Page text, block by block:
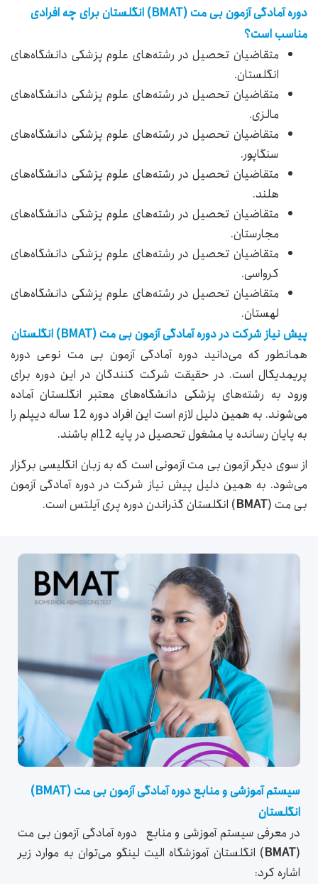
دوره آمادگی آزمون بی مت (BMAT) انگلستان برای چه افرادی
مناسب است؟
متقاضیان تحصیل در رشته‌های علوم پزشکی دانشگاه‌های
انگلستان.
متقاضیان تحصیل در رشته‌های علوم پزشکی دانشگاه‌های
مالزی.
متقاضیان تحصیل در رشته‌های علوم پزشکی دانشگاه‌های
سنگاپور.
متقاضیان تحصیل در رشته‌های علوم پزشکی دانشگاه‌های
هلند.
متقاضیان تحصیل در رشته‌های علوم پزشکی دانشگاه‌های
مجارستان.
متقاضیان تحصیل در رشته‌های علوم پزشکی دانشگاه‌های
کرواسی.
متقاضیان تحصیل در رشته‌های علوم پزشکی دانشگاه‌های
لهستان.
پیش نیاز شرکت در دوره آمادگی آزمون بی مت (BMAT) انگلستان
همانطور که می‌دانید دوره آمادگی آزمون بی مت نوعی دوره
پریمدیکال است. در حقیقت شرکت کنندگان در این دوره برای
ورود به رشته‌های پزشکی دانشگاه‌های معتبر انگلستان آماده
می‌شوند. به همین دلیل لازم است این افراد دوره 12 ساله دیپلم را
به پایان رسانده یا مشغول تحصیل در پایه 12ام باشند.
از سوی دیگر آزمون بی مت آزمونی است که به زبان انگلیسی برگزار
می‌شود. به همین دلیل پیش نیاز شرکت در دوره آمادگی آزمون
بی مت (BMAT) انگلستان گذراندن دوره پری آیلتس است.
سیستم آموزشی و منابع دوره آمادگی آزمون بی مت (BMAT)
انگلستان
در معرفی سیستم آموزشی و منابع دوره آمادگی آزمون بی مت
(
BMAT) انگلستان آموزشگاه الیت لینگو می‌توان به موارد زیر
اشاره کرد: